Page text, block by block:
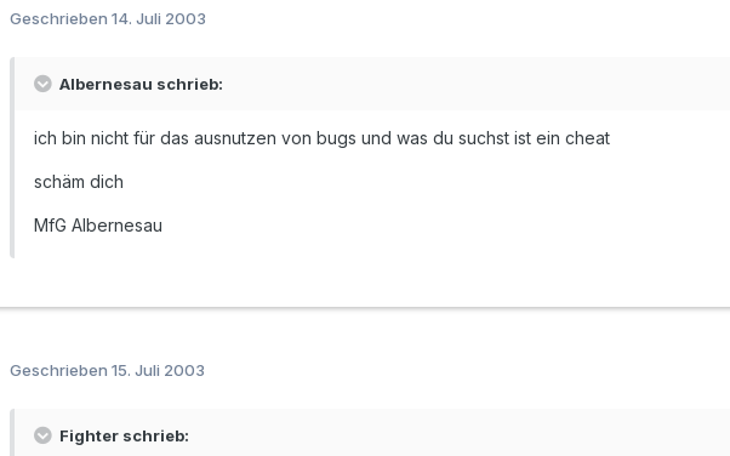
Geschrieben 14. Juli 2003
Albernesau schrieb:
ich bin nicht für das ausnutzen von bugs und was du suchst ist ein cheat
schäm dich
MfG Albernesau
Geschrieben 15. Juli 2003
Fighter schrieb: